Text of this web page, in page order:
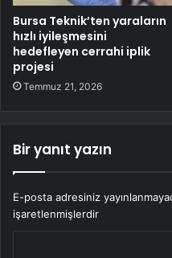
Bursa Teknik’ten yaraların
hızlı iyileşmesini
hedefleyen cerrahi iplik
projesi
Temmuz 21, 2026
Bir yanıt yazın
E-posta adresiniz
işaretlenmişlerdir